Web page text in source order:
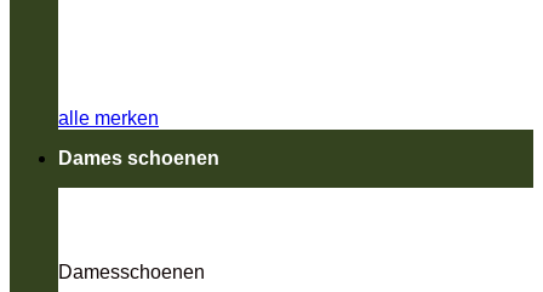
alle merken
Dames schoenen
Damesschoenen